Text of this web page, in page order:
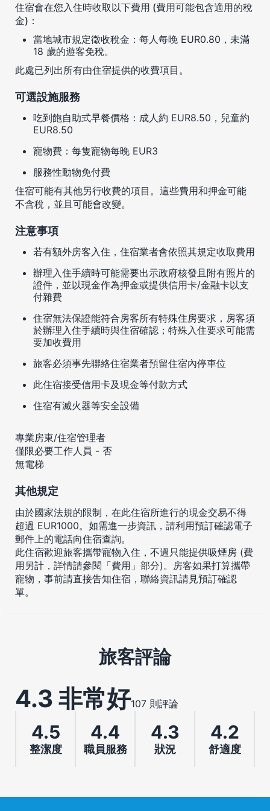
住宿會在您入住時收取以下費用 (費用可能包含適用的稅
金)：
當地城市規定徵收稅金：每人每晚 EUR0.80，未滿
18 歲的遊客免稅。
此處已列出所有由住宿提供的收費項目。
可選設施服務
吃到飽自助式早餐價格：成人約 EUR8.50，兒童約
EUR8.50
寵物費：每隻寵物每晚 EUR3
服務性動物免付費
住宿可能有其他另行收費的項目。這些費用和押金可能
不含稅，並且可能會改變。
注意事項
若有額外房客入住，住宿業者會依照其規定收取費用
辦理入住手續時可能需要出示政府核發且附有照片的
證件，並以現金作為押金或提供信用卡/金融卡以支
付雜費
住宿無法保證能符合房客所有特殊住房要求，房客須
於辦理入住手續時與住宿確認；特殊入住要求可能需
要加收費用
旅客必須事先聯絡住宿業者預留住宿內停車位
此住宿接受信用卡及現金等付款方式
住宿有滅火器等安全設備
專業房東/住宿管理者
僅限必要工作人員 - 否
無電梯
其他規定
由於國家法規的限制，在此住宿所進行的現金交易不得
超過 EUR1000。如需進一步資訊，請利用預訂確認電子
郵件上的電話向住宿查詢。
此住宿歡迎旅客攜帶寵物入住，不過只能提供吸煙房 (費
用另計，詳情請參閱「費用」部分)。房客如果打算攜帶
寵物，事前請直接告知住宿，聯絡資訊請見預訂確認
單。
旅客評論
4.3 非常好107 則評論
4.5
整潔度
4.4
職員服務
4.3
狀況
4.2
舒適度